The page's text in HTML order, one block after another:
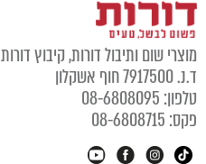
מוצרי שום ותיבול דורות, קיבוץ דורות
ד.נ. 7917500 חוף אשקלון
טלפון: 08-6808095
פקס: 08-6808715